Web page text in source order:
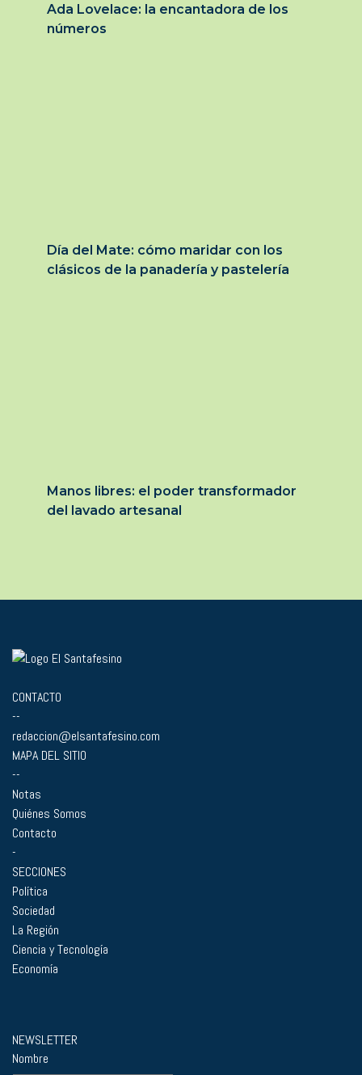
Ada Lovelace: la encantadora de los
números
Día del Mate: cómo maridar con los
clásicos de la panadería y pastelería
Manos libres: el poder transformador
del lavado artesanal
CONTACTO
--
redaccion@elsantafesino.com
MAPA DEL SITIO
--
Notas
Quiénes Somos
Contacto
-
SECCIONES
Política
Sociedad
La Región
Ciencia y Tecnología
Economía
NEWSLETTER
Nombre